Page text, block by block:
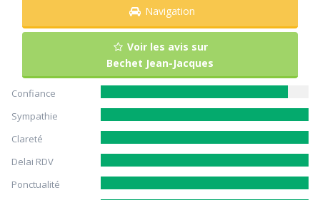
Navigation
Voir les avis sur
Bechet Jean-Jacques
Confiance
Sympathie
Clareté
Delai RDV
Ponctualité